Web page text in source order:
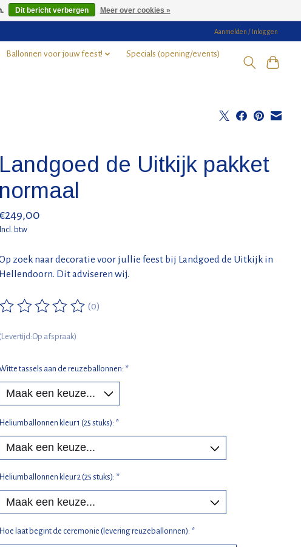
Aanmelden / Inloggen
Ballonnen voor jouw feest!
Specials (opening/events)
Landgoed de Uitkijk pakket
normaal
Incl. btw
zoek naar decoratie voor jullie feest bij Landgoed de Uitkijk in
Hellendoorn. Dit adviseren wij.
De beoordeling van dit product is
(0)
(Levertijd:Op afspraak)
tassels aan de reuzeballonnen: *
Heliumballonnen kleur 1 (25 stuks): *
Heliumballonnen kleur 2 (25 stuks): *
Hoe laat begint de ceremonie (levering reuzeballonnen): *
Dit bericht verbergen Meer over cookies »